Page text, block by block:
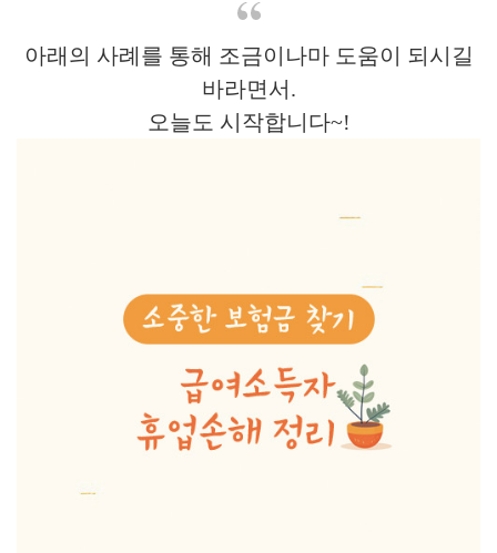
아래의 사례를 통해 조금이나마 도움이 되시길
바라면서.
오늘도 시작합니다~!